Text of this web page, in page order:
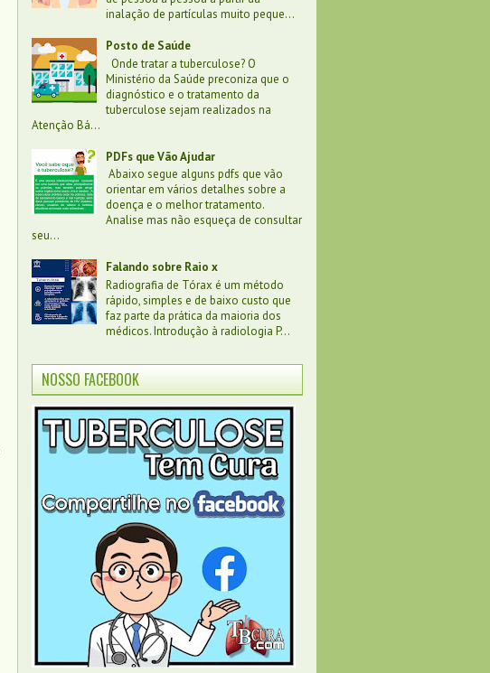
inalação de partículas muito peque...
Posto de Saúde
Onde tratar a tuberculose? O
Ministério da Saúde preconiza que o
diagnóstico e o tratamento da
tuberculose sejam realizados na
Atenção Bá...
PDFs que Vão Ajudar
Abaixo segue alguns pdfs que vão
orientar em vários detalhes sobre a
doença e o melhor tratamento.
Analise mas não esqueça de consultar
seu...
Falando sobre Raio x
Radiografia de Tórax é um método
rápido, simples e de baixo custo que
faz parte da prática da maioria dos
médicos. Introdução à radiologia P...
NOSSO FACEBOOK